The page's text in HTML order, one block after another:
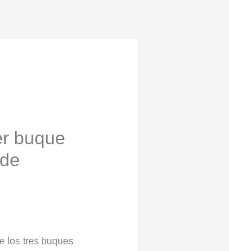
buque
los tres buques